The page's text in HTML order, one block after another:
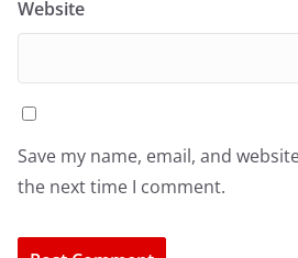
Website
Save my name, email, and
the next time I comment.